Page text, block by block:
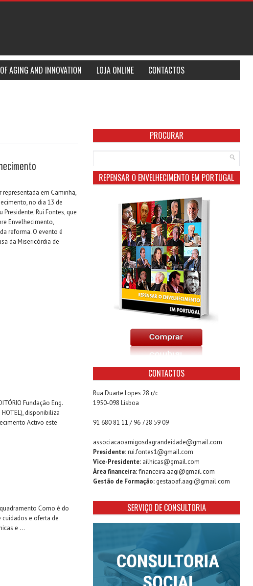
AGING AND INNOVATION LOJA ONLINE CONTACTOS
em Caminha,
no dia 13 de
Rui Fontes, que
Envelhecimento,
reforma. O evento é
da Misericórdia de
Fundação Eng.
disponibiliza
Activo este
Como é do
e oferta de
e ...
PROCURAR
REPENSAR O ENVELHECIMENTO EM PORTUGAL
CONTACTOS
Rua Duarte Lopes 28 r/c
1950-098 Lisboa
91 680 81 11 / 96 728 59 09
associacaoamigosdagrandeidade@gmail.com
Presidente:rui.fontes1@gmail.com
Vice-Presidente: ailhicas@gmail.com
Área financeira:financeira.aagi@gmail.com
Gestão de Formação: gestaoaf.aagi@gmail.com
SERVIÇO DE CONSULTORIA